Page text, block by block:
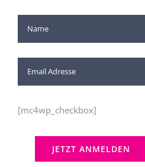
[mc4wp_checkbox]